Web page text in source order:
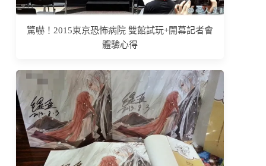
驚嚇！2015東京恐怖病院 雙館試玩+開幕記者會
體驗心得